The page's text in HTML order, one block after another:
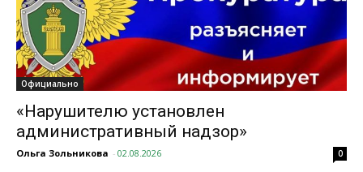
Официально
«Нарушителю установлен
административный надзор»
Ольга Зольникова - 02.08.2026 0